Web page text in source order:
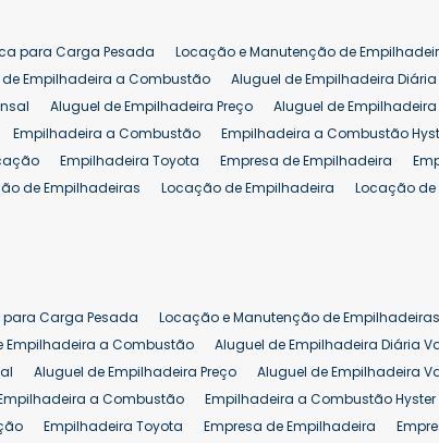
para Carga Pesada Locação e Manutenção de
de Empilhadeira a Combustão Aluguel de Empilhadeira
Aluguel de Empilhadeira Preço Aluguel de
Empilhadeira a Combustão Empilhadeira a Combustão
Empilhadeira Toyota Empresa de Empilhadeira
de Empilhadeiras Locação de Empilhadeira
Locação de
Comprar Empilhadeira 25 ton Empilhadeira a Combustão 25
para Carga Pesada Locação e Manutenção de Empilhadeiras
Empilhadeira a Combustão Aluguel de Empilhadeira Diária
Aluguel de Empilhadeira Preço Aluguel de Empilhadeira
a Combustão Empilhadeira a Combustão Hyster
Empilhadeira Toyota Empresa de Empilhadeira